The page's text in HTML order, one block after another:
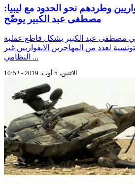
وطردهم نحو الحدود مع ليبيا:
مصطفى عبد الكبير يوضّح
مصطفى عبد الكبير بشكل قاطع عملية
لعدد من المهاجرين الايفواريين غير
النظامي ...
الاثنين، 5 أوت، 2019 - 10:52